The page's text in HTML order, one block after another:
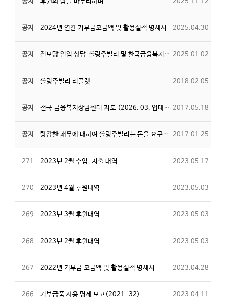
공지 2024년 연간 기부금모금액 및 활용실적 명세서 2025.04.30
공지 진보당 인입 상담_롤링주빌리 및 한국금융복지상담협회 채무상담 조사보고서 2025.01.02
공지 롤링주빌리 리플렛 2018.02.05
공지 전국 금융복지상담센터 지도 (2026. 03. 업데이트) 2017.05.18
공지 탕감한 채무에 대하여 롤링주빌리는 돈을 요구하지 않습니다 2017.01.25
271 2023년 2월 수입-지출 내역 2023.05.17
270 2023년 4월 후원내역 2023.05.03
269 2023년 3월 후원내역 2023.05.03
268 2023년 2월 후원내역 2023.05.03
267 2022년 기부금 모금액 및 활용실적 명세서 2023.04.28
266 기부금품 사용 명세 보고(2021-32) 2023.04.11